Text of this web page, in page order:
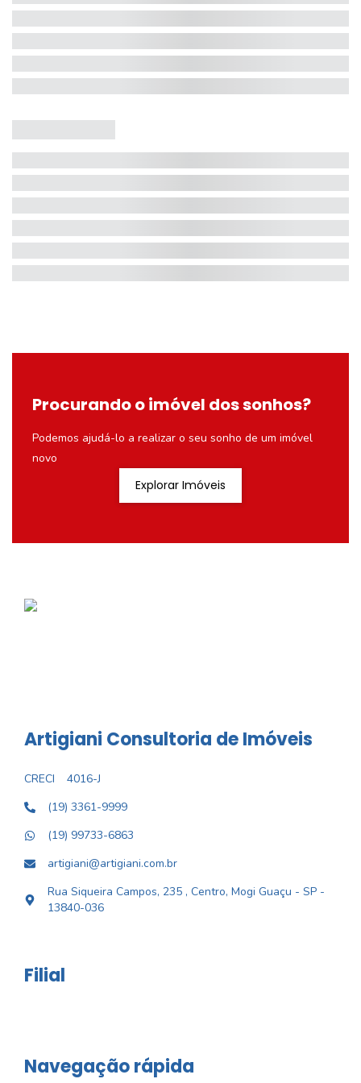
Procurando o imóvel dos sonhos?
Podemos ajudá-lo a realizar o seu sonho de um imóvel
novo
Explorar Imóveis
Artigiani Consultoria de Imóveis
CRECI
4016-J
(19) 3361-9999
(19) 99733-6863
artigiani@artigiani.com.br
Rua Siqueira Campos, 235 , Centro, Mogi Guaçu - SP -
13840-036
Filial
Navegação rápida